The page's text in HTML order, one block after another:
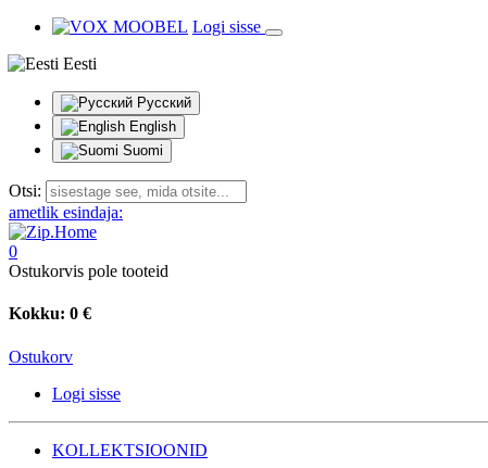
Logi sisse
Eesti
Русский
English
Suomi
Otsi:
ametlik esindaja:
0
Ostukorvis pole tooteid
Kokku: 0 €
Ostukorv
Logi sisse
KOLLEKTSIOONID